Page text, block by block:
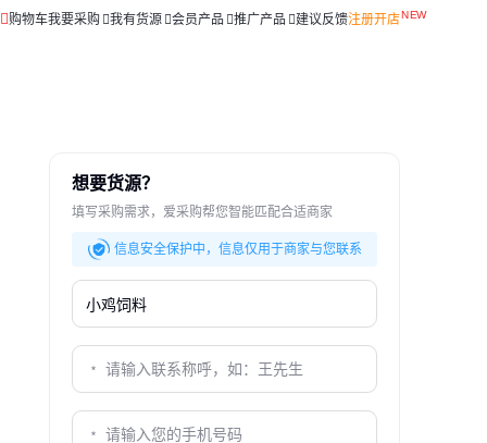
购物车我要采购 我有货源 会员产品 推广产品 建议反馈注册开店
想要货源？
填写采购需求，爱采购帮您智能匹配合适商家
信息安全保护中，信息仅用于商家与您联系